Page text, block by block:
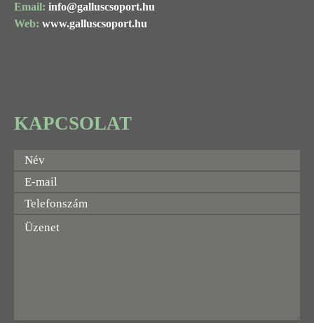
Email: info@galluscsoport.hu
Web: www.galluscsoport.hu
KAPCSOLAT